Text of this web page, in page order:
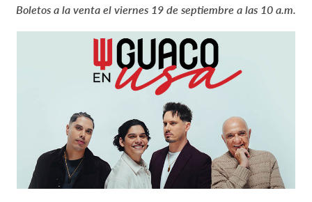
Boletos a la venta el viernes 19 de septiembre a las 10 a.m.